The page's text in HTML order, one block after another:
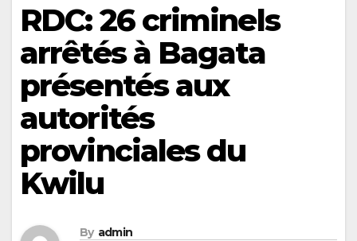
RDC: 26 criminels
arrêtés à Bagata
présentés aux
autorités
provinciales du
Kwilu
By admin